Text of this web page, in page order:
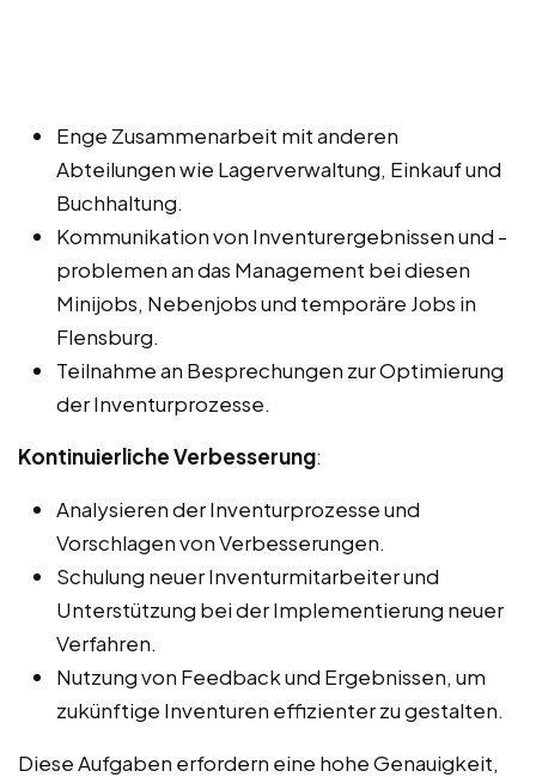
Enge Zusammenarbeit mit anderen
Abteilungen wie Lagerverwaltung, Einkauf und
Buchhaltung.
Kommunikation von Inventurergebnissen und -
problemen an das Management bei diesen
Minijobs, Nebenjobs und temporäre Jobs in
Flensburg.
Teilnahme an Besprechungen zur Optimierung
der Inventurprozesse.
Kontinuierliche Verbesserung:
Analysieren der Inventurprozesse und
Vorschlagen von Verbesserungen.
Schulung neuer Inventurmitarbeiter und
Unterstützung bei der Implementierung neuer
Verfahren.
Nutzung von Feedback und Ergebnissen, um
zukünftige Inventuren effizienter zu gestalten.
Diese Aufgaben erfordern eine hohe Genauigkeit,